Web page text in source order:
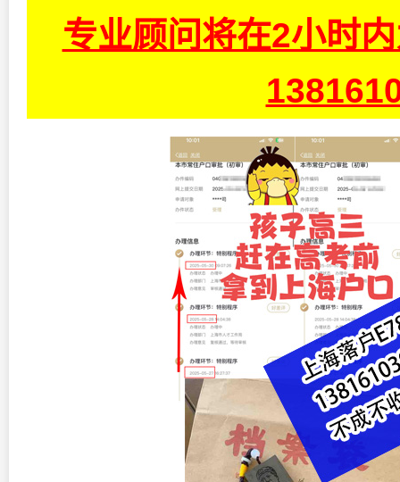
专业顾问将在2小时